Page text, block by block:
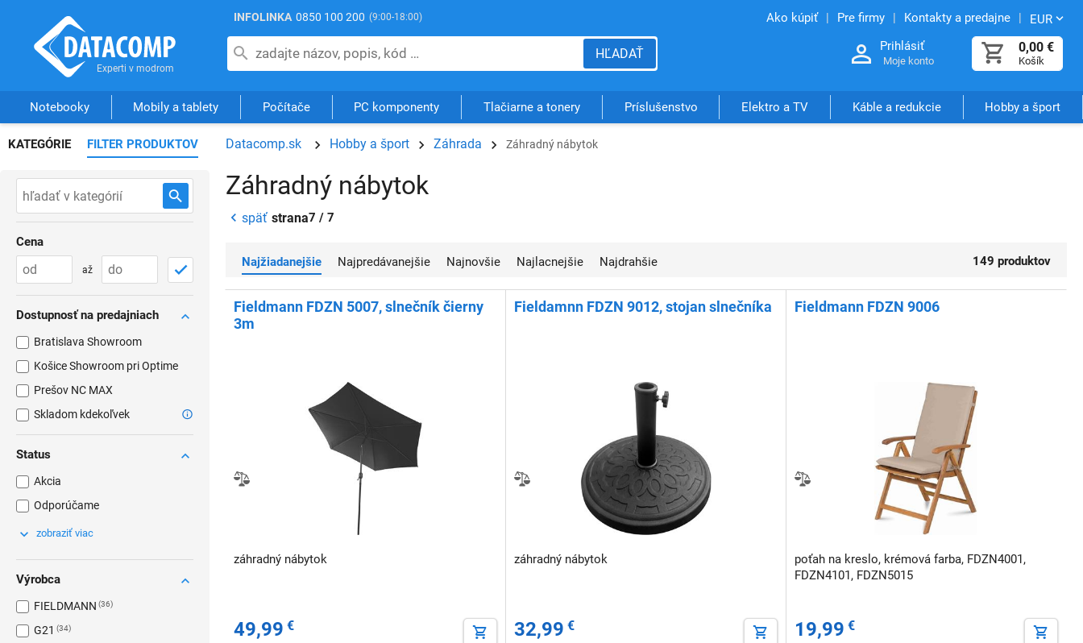
INFOLINKA 0850 100 200 (9:00-18:00) Ako kúpiť Pre firmy Kontakty a predajne EUR
0,00 €
Košík
Prihlásiť
Moje konto
HĽADAŤ
Notebooky Mobily a tablety Počítače PC komponenty Tlačiarne a tonery Príslušenstvo Elektro a TV Káble a redukcie Hobby a šport
KATEGÓRIE FILTER PRODUKTOV
Cena
až
Dostupnosť na predajniach
Bratislava Showroom
Košice Showroom pri Optime
Prešov NC MAX
Skladom kdekoľvek
Status
Akcia
Odporúčame
zobraziť viac
Výrobca
FIELDMANN 36
G21 34
Datacomp.sk Hobby a šport Záhrada Záhradný nábytok
Záhradný nábytok
späť strana7 / 7
Najžiadanejšie Najpredávanejšie Najnovšie Najlacnejšie Najdrahšie 149 produktov
Fieldmann FDZN 5007, slnečník čierny
3m
záhradný nábytok
49,99 €
Fieldamnn FDZN 9012, stojan slnečníka
záhradný nábytok
32,99 €
Fieldmann FDZN 9006
poťah na kreslo, krémová farba, FDZN4001,
FDZN4101, FDZN5015
19,99 €